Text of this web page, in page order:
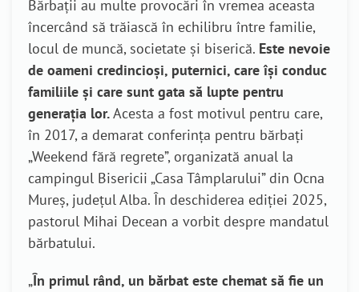
Bărbații au multe provocări în vremea aceasta
încercând să trăiască în echilibru între familie,
locul de muncă, societate și biserică. Este nevoie
de oameni credincioși, puternici, care își conduc
familiile și care sunt gata să lupte pentru
generația lor.Acesta a fost motivul pentru care,
în 2017, a demarat conferința pentru bărbați
„Weekend fără regrete”, organizată anual la
campingul Bisericii „Casa Tâmplarului” din Ocna
Mureș, județul Alba. În deschiderea ediției 2025,
pastorul Mihai Decean a vorbit despre mandatul
bărbatului.
„În primul rând, un bărbat este chemat să fie un